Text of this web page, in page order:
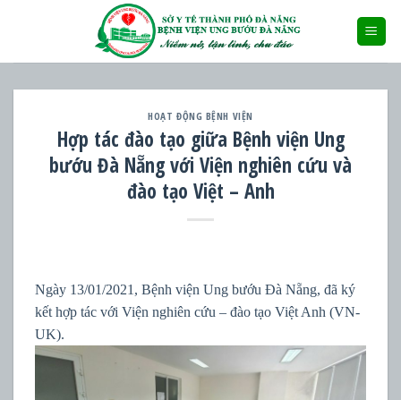
HOẠT ĐỘNG BỆNH VIỆN
Hợp tác đào tạo giữa Bệnh viện Ung
bướu Đà Nẵng với Viện nghiên cứu và
đào tạo Việt – Anh
Ngày 13/01/2021, Bệnh viện Ung bướu Đà Nẵng, đã ký
kết hợp tác với Viện nghiên cứu – đào tạo Việt Anh (VN-
UK).